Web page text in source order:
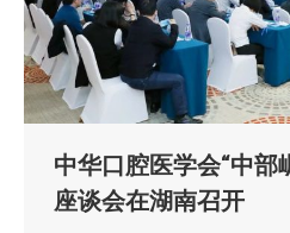
中华口腔医学会“中部
座谈会在湖南召开